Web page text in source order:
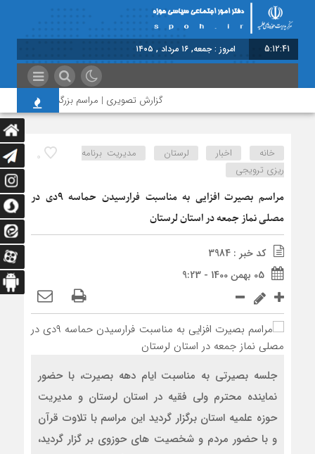
5:12:41 امروز : جمعه, ۱۶ مرداد , ۱۴۰۵
گزارش تصویری | مراسم بزرگداشت امام
0 خانه اخبار لرستان
مدیریت برنامه
ریزی ترویجی
مراسم بصیرت افزایی به مناسبت فرارسیدن حماسه ۹دی در
مصلی نماز جمعه در استان لرستان
کد خبر : 3984
05 بهمن 1400 - 9:23
جلسه بصیرتی به مناسبت ایام دهه بصیرت، با حضور
نماینده محترم ولی فقیه در استان لرستان و مدیریت
حوزه علمیه استان برگزار گردید این مراسم با تلاوت قرآن
و با حضور مردم و شخصیت های حوزوی بر گزار گردید،